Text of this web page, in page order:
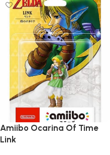
Amiibo Ocarina Of Time
Link